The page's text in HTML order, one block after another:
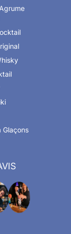
Glaçons